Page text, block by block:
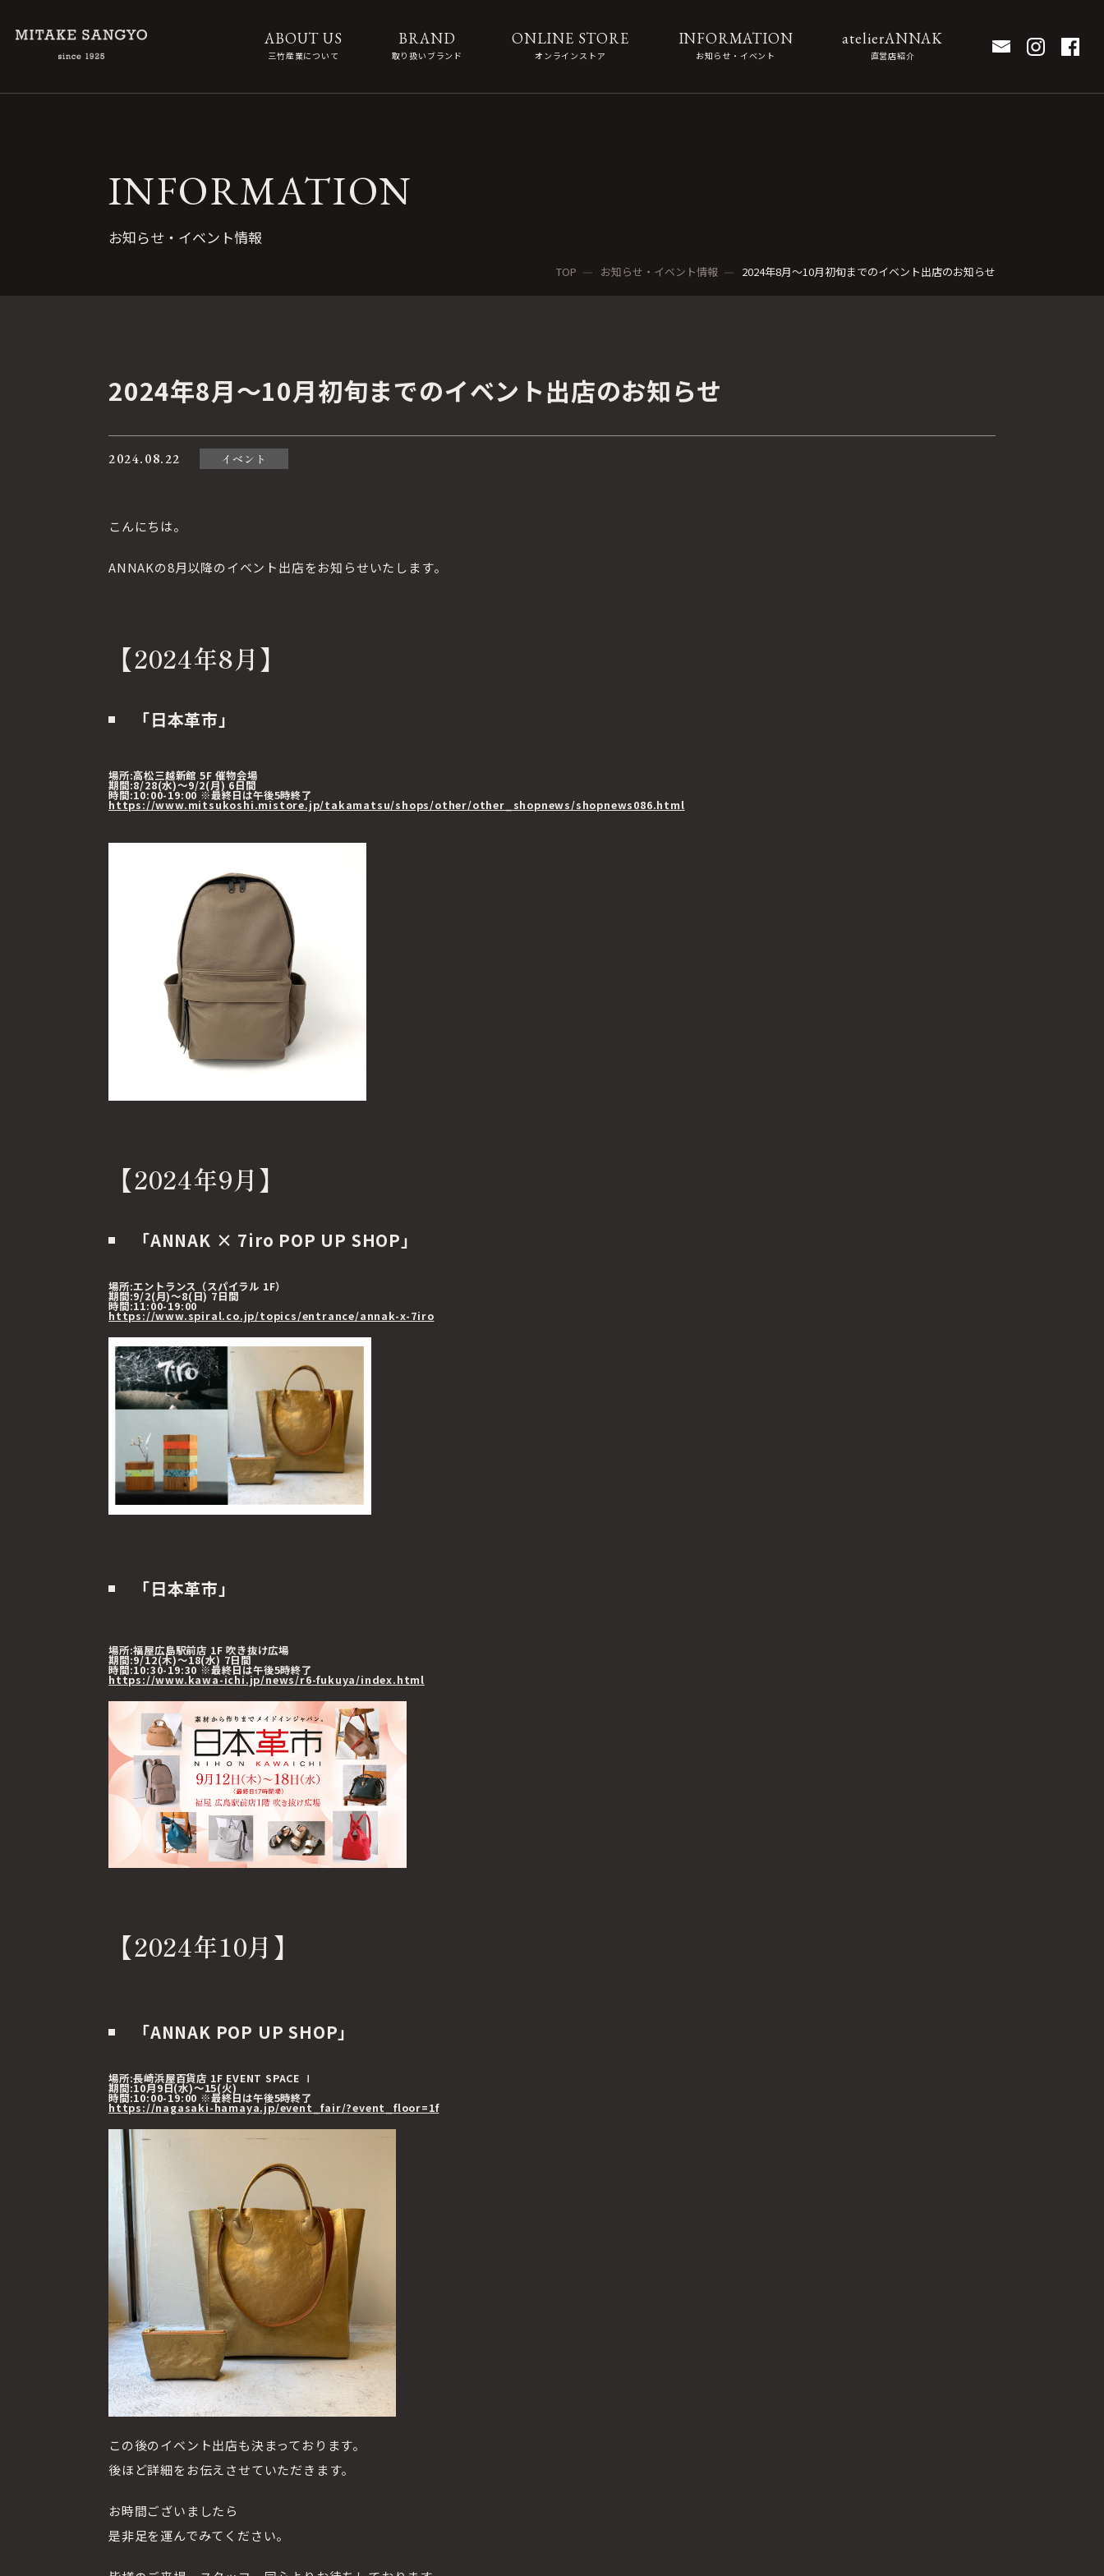
ABOUT US
三竹産業について
BRAND
取り扱いブランド
ONLINE STORE
オンラインストア
INFORMATION
お知らせ・イベント
atelierANNAK
直営店紹介
INFORMATION
お知らせ・イベント情報
TOP お知らせ・イベント情報 2024年8月～10月初旬までのイベント出店のお知らせ
2024年8月～10月初旬までのイベント出店のお知らせ
2024.08.22 イベント
こんにちは。
ANNAKの8月以降のイベント出店をお知らせいたします。
【2024年8月】
「日本革市」
場所:高松三越新館 5F 催物会場
期間:8/28(水)～9/2(月) 6日間
時間:10:00-19:00 ※最終日は午後5時終了
https://www.mitsukoshi.mistore.jp/takamatsu/shops/other/other_shopnews/shopnews086.html
【2024年9月】
「ANNAK × 7iro POP UP SHOP」
場所:エントランス（スパイラル 1F）
期間:9/2(月)～8(日) 7日間
時間:11:00-19:00
https://www.spiral.co.jp/topics/entrance/annak-x-7iro
「日本革市」
場所:福屋広島駅前店 1F 吹き抜け広場
期間:9/12(木)～18(水) 7日間
時間:10:30-19:30 ※最終日は午後5時終了
https://www.kawa-ichi.jp/news/r6-fukuya/index.html
【2024年10月】
「ANNAK POP UP SHOP」
場所:長崎浜屋百貨店 1F EVENT SPACE Ⅰ
期間:10月9日(水)～15(火)
時間:10:00-19:00 ※最終日は午後5時終了
https://nagasaki-hamaya.jp/event_fair/?event_floor=1f
この後のイベント出店も決まっております。
後ほど詳細をお伝えさせていただきます。
お時間ございましたら
是非足を運んでみてください。